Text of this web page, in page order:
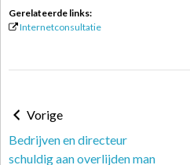
Gerelateerde links:
Internetconsultatie
Vorige
Bedrijven en directeur
schuldig aan overlijden man